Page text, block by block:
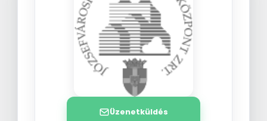
Üzenetküldés